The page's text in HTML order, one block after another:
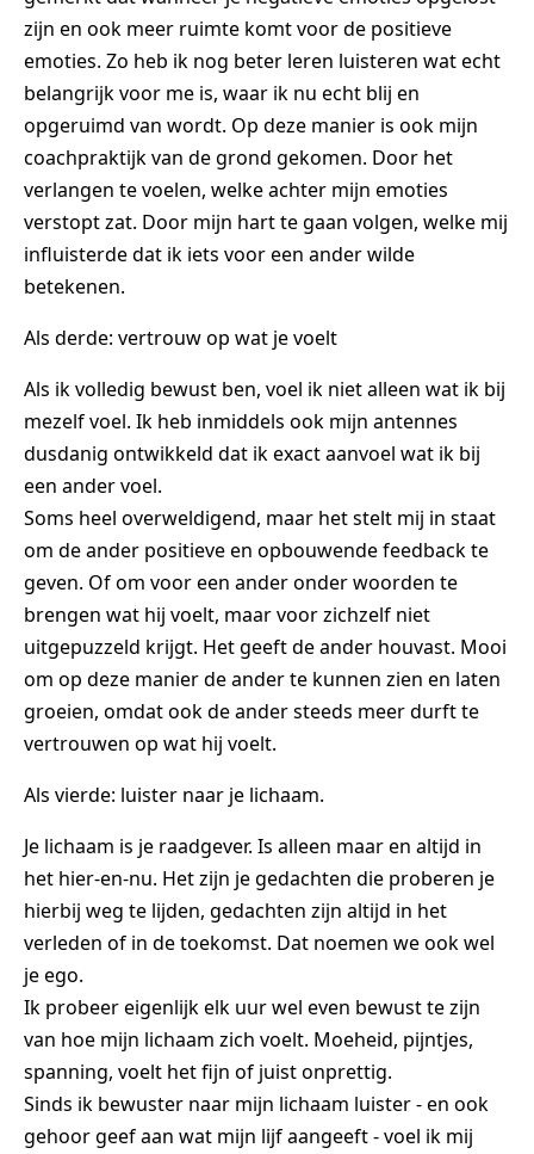
zijn en ook meer ruimte komt voor de positieve
emoties. Zo heb ik nog beter leren luisteren wat echt
belangrijk voor me is, waar ik nu echt blij en
opgeruimd van wordt. Op deze manier is ook mijn
coachpraktijk van de grond gekomen. Door het
verlangen te voelen, welke achter mijn emoties
verstopt zat. Door mijn hart te gaan volgen, welke mij
influisterde dat ik iets voor een ander wilde
betekenen.
Als derde: vertrouw op wat je voelt
Als ik volledig bewust ben, voel ik niet alleen wat ik bij
mezelf voel. Ik heb inmiddels ook mijn antennes
dusdanig ontwikkeld dat ik exact aanvoel wat ik bij
een ander voel.
Soms heel overweldigend, maar het stelt mij in staat
om de ander positieve en opbouwende feedback te
geven. Of om voor een ander onder woorden te
brengen wat hij voelt, maar voor zichzelf niet
uitgepuzzeld krijgt. Het geeft de ander houvast. Mooi
om op deze manier de ander te kunnen zien en laten
groeien, omdat ook de ander steeds meer durft te
vertrouwen op wat hij voelt.
Als vierde: luister naar je lichaam.
Je lichaam is je raadgever. Is alleen maar en altijd in
het hier-en-nu. Het zijn je gedachten die proberen je
hierbij weg te lijden, gedachten zijn altijd in het
verleden of in de toekomst. Dat noemen we ook wel
je ego.
Ik probeer eigenlijk elk uur wel even bewust te zijn
van hoe mijn lichaam zich voelt. Moeheid, pijntjes,
spanning, voelt het fijn of juist onprettig.
Sinds ik bewuster naar mijn lichaam luister - en ook
gehoor geef aan wat mijn lijf aangeeft - voel ik mij